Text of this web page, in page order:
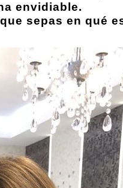
envidiable.
sepas en qué